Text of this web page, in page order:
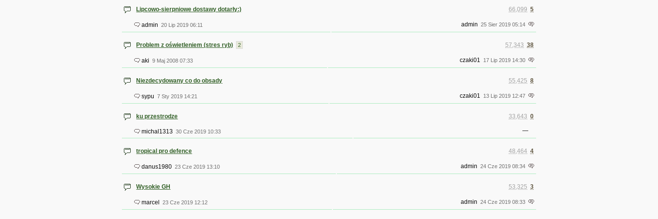
Lipcowo-sierpniowe dostawy dotarły:) 66,099 5
admin 20 Lip 2019 06:11 admin 25 Sier 2019 05:14
Problem z oświetleniem (stres ryb) 2 57,343 38
aki 9 Maj 2008 07:33 czaki01 17 Lip 2019 14:30
Niezdecydowany co do obsady 55,425 8
sypu 7 Sty 2019 14:21 czaki01 13 Lip 2019 12:47
ku przestrodze 33,643 0
michal1313 30 Cze 2019 10:33 —
tropical pro defence 48,464 4
danus1980 23 Cze 2019 13:10 admin 24 Cze 2019 08:34
Wysokie GH 53,325 3
marcel 23 Cze 2019 12:12 admin 24 Cze 2019 08:33